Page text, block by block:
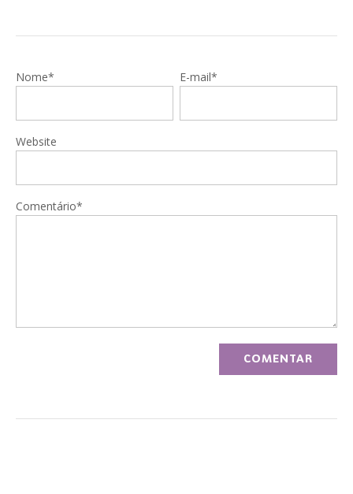
Nome* E-mail*
Website
Comentário*